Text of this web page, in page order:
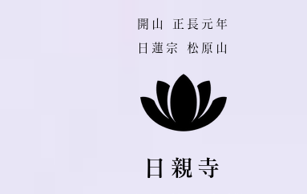
​開山 正長元年
日蓮宗 松原山
日親寺